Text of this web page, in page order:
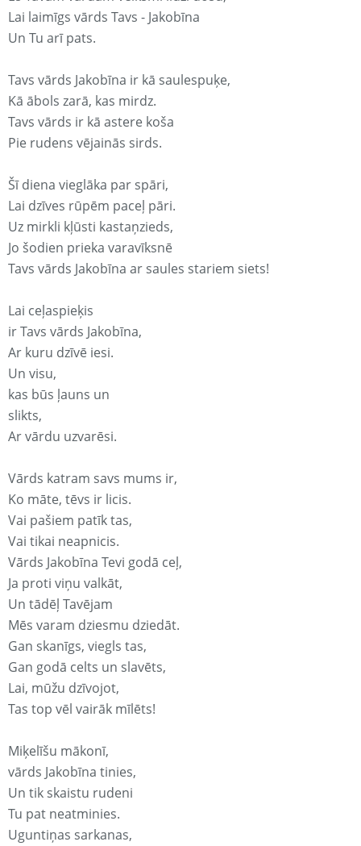
Lai laimīgs vārds Tavs - Jakobīna
Un Tu arī pats.
Tavs vārds Jakobīna ir kā saulespuķe,
Kā ābols zarā, kas mirdz.
Tavs vārds ir kā astere koša
Pie rudens vējainās sirds.
Šī diena vieglāka par spāri,
Lai dzīves rūpēm paceļ pāri.
Uz mirkli kļūsti kastaņzieds,
Jo šodien prieka varavīksnē
Tavs vārds Jakobīna ar saules stariem siets!
Lai ceļaspieķis
ir Tavs vārds Jakobīna,
Ar kuru dzīvē iesi.
Un visu,
kas būs ļauns un
slikts,
Ar vārdu uzvarēsi.
Vārds katram savs mums ir,
Ko māte, tēvs ir licis.
Vai pašiem patīk tas,
Vai tikai neapnicis.
Vārds Jakobīna Tevi godā ceļ,
Ja proti viņu valkāt,
Un tādēļ Tavējam
Mēs varam dziesmu dziedāt.
Gan skanīgs, viegls tas,
Gan godā celts un slavēts,
Lai, mūžu dzīvojot,
Tas top vēl vairāk mīlēts!
Miķelīšu mākonī,
vārds Jakobīna tinies,
Un tik skaistu rudeni
Tu pat neatminies.
Uguntiņas sarkanas,